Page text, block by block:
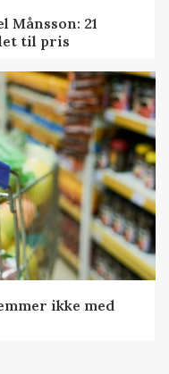
21
til pris
ikke med